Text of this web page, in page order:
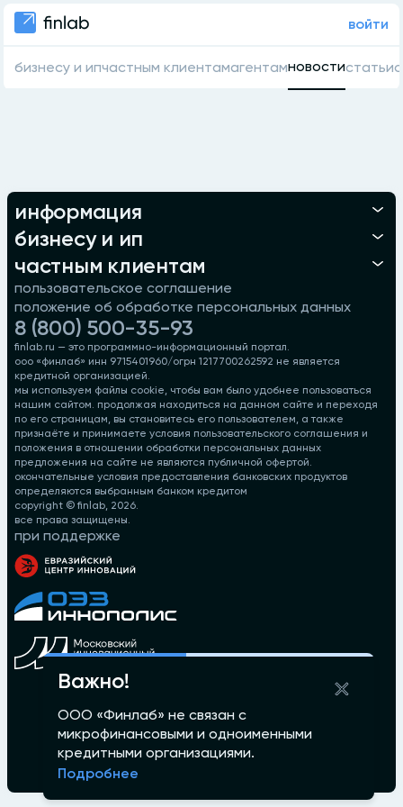
войти
бизнесу и ипчастным клиентамагентамновостистатьи
информация
бизнесу и ип
частным клиентам
пользовательское соглашение
положение об обработке персональных данных
8 (800) 500-35-93
finlab.ru — это программно-информационный портал.
ооо «финлаб» инн 9715401960/огрн 1217700262592 не является
кредитной организацией.
мы используем файлы cookie, чтобы вам было удобнее пользоваться
нашим сайтом. продолжая находиться на данном сайте и переходя
по его страницам, вы становитесь его пользователем, а также
признаёте и принимаете условия пользовательского соглашения и
положения в отношении обработки персональных данных
предложения на сайте не являются публичной офертой.
окончательные условия предоставления банковских продуктов
определяются выбранным банком кредитом
copyright © finlab, 2026.
все права защищены.
при поддержке
Важно!
ООО «Финлаб» не связан с
микрофинансовыми и одноименными
кредитными организациями.
Подробнее